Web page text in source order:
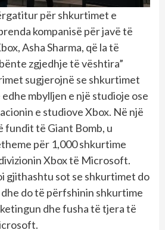
për shkurtimet e
kompanisë për javë të
Asha Sharma, që la të
zgjedhje të vështira”
sugjerojnë se shkurtimet
mbylljen e një studioje ose
e studiove Xbox. Në një
fundit të Giant Bomb, u
për 1,000 shkurtime
Xbox të Microsoft.
gjithashtu sot se shkurtimet do
dhe do të përfshinin shkurtime
dhe fusha të tjera të